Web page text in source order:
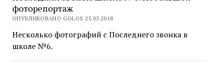
фоторепортаж
ОПУБЛИКОВАНО GOLOS 25.05.2018
Несколько фотографий с Последнего звонка в
школе №6.